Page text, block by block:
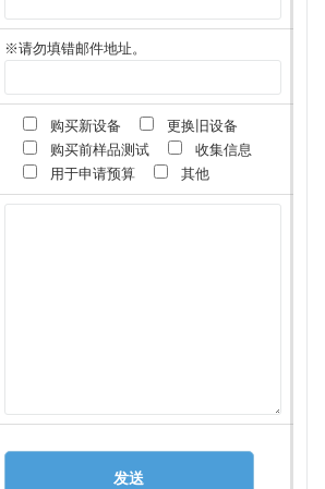
※请勿填错邮件地址。
购买新设备
更换旧设备
购买前样品测试
收集信息
用于申请预算
其他